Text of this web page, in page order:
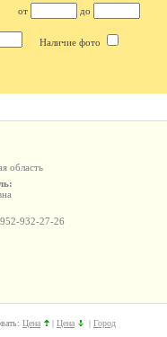
от до
Наличие фото
область
932-27-26
Цена | Цена | Город